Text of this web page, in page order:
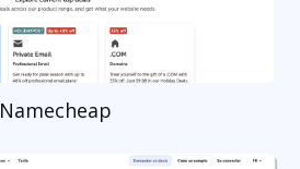
Namecheap